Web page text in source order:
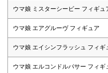
ウマ娘 ミスターシービー フィギュ
ウマ娘 エアグルーヴ フィギュア
ウマ娘 エイシンフラッシュ フィギ
ウマ娘 エルコンドルパサー フィギ